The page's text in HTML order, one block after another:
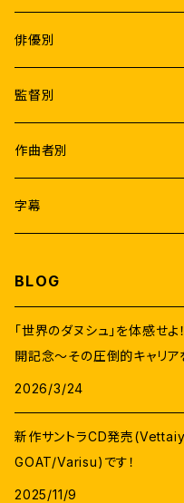
俳優別
Male
ラジニカーント
ヴィジャイ
スーリヤ
G.V.プラカーシュクマール
Female
ラムヤ・クリシュナン
タマンナー
ニティヤー・メーネン
ヴァララクシュミ・サラットクマール
監督別
K.S.ラヴィクマール
アトリ
作曲者別
A.R.ラフマーン
字幕
BLOG
「世界のダヌシュ」を体感せよ
開記念〜その圧倒的キャリア
2026/3/24
新作サントラCD発売
GOAT/Varisu)です！
2025/11/9